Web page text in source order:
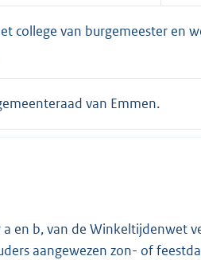
college van burgemeester en
van Emmen.
en b, van de Winkeltijdenwet
aangewezen zon- of